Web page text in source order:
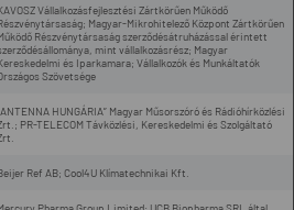
Vállalkozásfejlesztési Zártkörűen Működő
Magyar-Mikrohitelező Központ Zártkörűen
Részvénytársaság szerződésátruházással érintett
mint vállalkozásrész; Magyar
és Iparkamara; Vállalkozók és Munkáltatók
Szövetsége
„ANTENNA HUNGÁRIA” Magyar Műsorszóró és Rádióhírközlési
PR-TELECOM Távközlési, Kereskedelmi és Szolgáltató
Ref AB; Cool4U Klímatechnikai Kft.